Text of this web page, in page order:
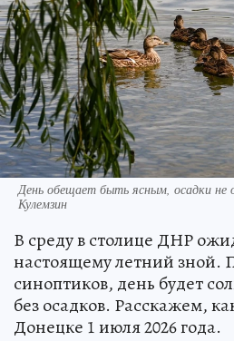
День обещает быть ясным, осадки
Кулемзин
В среду в столице ДНР
настоящему летний зной.
синоптиков, день будет
без осадков. Расскажем,
Донецке 1 июля 2026 года.